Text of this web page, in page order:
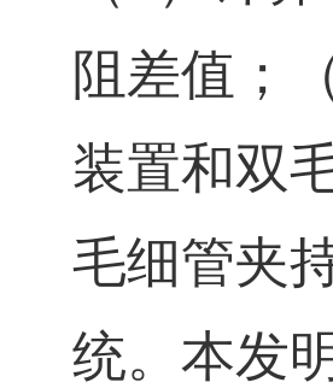
阻差值；
装置和双
毛细管夹
统。本发